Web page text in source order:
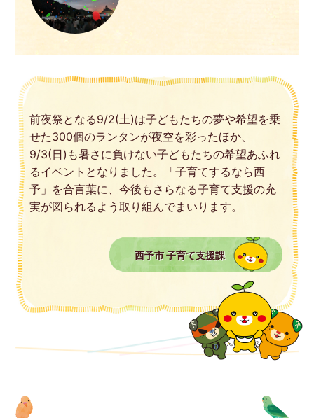
前夜祭となる9/2(土)は子どもたちの夢や希望を乗
せた300個のランタンが夜空を彩ったほか、
9/3(日)も暑さに負けない子どもたちの希望あふれ
るイベントとなりました。「子育てするなら西
予」を合言葉に、今後もさらなる子育て支援の充
実が図られるよう取り組んでまいります。
西予市 子育て支援課